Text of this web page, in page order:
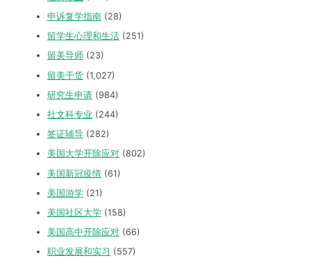
申诉复学指南 (28)
留学生心理和生活 (251)
留美导师 (23)
留美干货 (1,027)
研究生申请 (984)
社文科专业 (244)
签证辅导 (282)
美国大学开除应对 (802)
美国新冠疫情 (61)
美国游学 (21)
美国社区大学 (158)
美国高中开除应对 (66)
职业发展和实习 (557)